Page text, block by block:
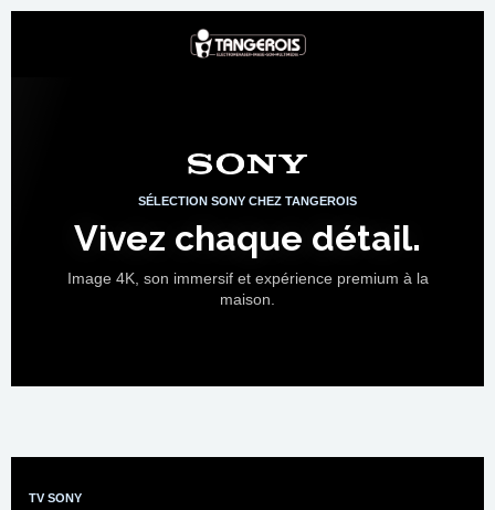
SÉLECTION SONY CHEZ TANGEROIS
Vivez chaque détail.
Image 4K, son immersif et expérience premium à la
maison.
TV SONY